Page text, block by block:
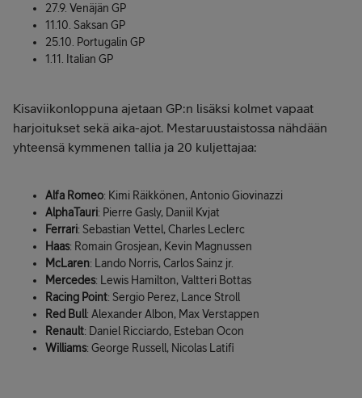
27.9. Venäjän GP
11.10. Saksan GP
25.10. Portugalin GP
1.11. Italian GP
Kisaviikonloppuna ajetaan GP:n lisäksi kolmet vapaat
harjoitukset sekä aika-ajot. Mestaruustaistossa nähdään
yhteensä kymmenen tallia ja 20 kuljettajaa:
Alfa Romeo: Kimi Räikkönen, Antonio Giovinazzi
AlphaTauri: Pierre Gasly, Daniil Kvjat
Ferrari: Sebastian Vettel, Charles Leclerc
Haas: Romain Grosjean, Kevin Magnussen
McLaren: Lando Norris, Carlos Sainz jr.
Mercedes: Lewis Hamilton, Valtteri Bottas
Racing Point: Sergio Perez, Lance Stroll
Red Bull: Alexander Albon, Max Verstappen
Renault: Daniel Ricciardo, Esteban Ocon
Williams: George Russell, Nicolas Latifi